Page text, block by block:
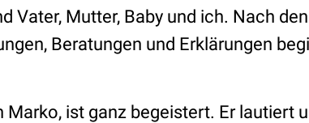
Vater, Mutter, Baby und ich. Nach
Beratungen und Erklärungen
Marko, ist ganz begeistert. Er lautiert